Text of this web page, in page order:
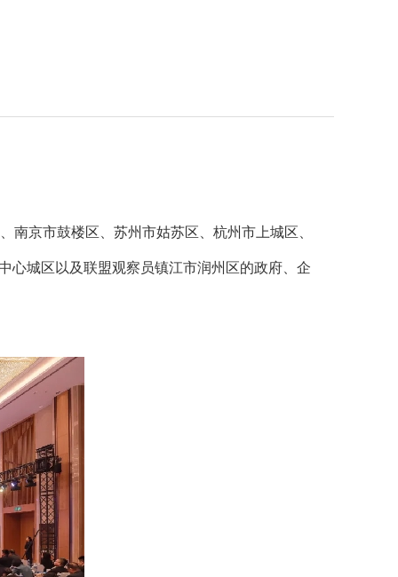
京市鼓楼区、苏州市姑苏区、杭州市上城区、
心城区以及联盟观察员镇江市润州区的政府、企